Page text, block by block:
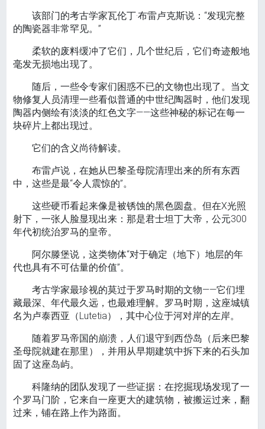
该部门的考古学家瓦伦丁·布雷卢克斯说：“发现完整
的陶瓷器非常罕见。”
柔软的废料缓冲了它们，几个世纪后，它们奇迹般地
毫发无损地出现了。
随后，一些令专家们困惑不已的文物也出现了。当文
物修复人员清理一些看似普通的中世纪陶器时，他们发现
陶器内侧绘有淡淡的红色文字——这些神秘的标记在每一
块碎片上都出现过。
它们的含义尚待解读。
布雷卢说，在她从巴黎圣母院清理出来的所有东西
中，这些是最“令人震惊的”。
这些硬币看起来像是被锈蚀的黑色圆盘。但在X光照
射下，一张人脸显现出来：那是君士坦丁大帝，公元300
年代初统治罗马的皇帝。
阿尔滕堡说，这类物体“对于确定（地下）地层的年
代也具有不可估量的价值”。
考古学家最珍视的莫过于罗马时期的文物——它们埋
藏最深、年代最久远，也最难理解。罗马时期，这座城镇
名为卢泰西亚（Lutetia），其中心位于河对岸的左岸。
随着罗马帝国的崩溃，人们退守到西岱岛（后来巴黎
圣母院就建在那里），并用从早期建筑中拆下来的石头加
固了这座岛屿。
科隆纳的团队发现了一些证据：在挖掘现场发现了一
个罗马门阶，它来自一座更大的建筑物，被搬运过来，翻
过来，铺在路上作为路面。